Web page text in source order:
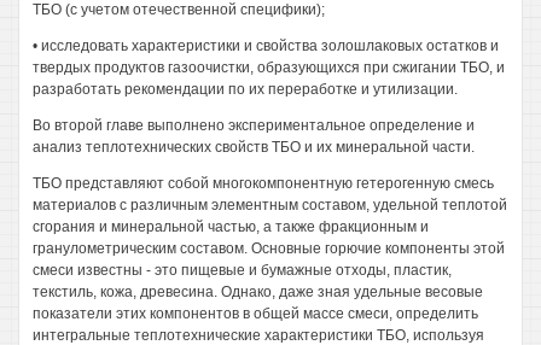
ТБО (с учетом отечественной специфики);
• исследовать характеристики и свойства золошлаковых остатков и
твердых продуктов газоочистки, образующихся при сжигании ТБО, и
разработать рекомендации по их переработке и утилизации.
Во второй главе выполнено экспериментальное определение и
анализ теплотехнических свойств ТБО и их минеральной части.
ТБО представляют собой многокомпонентную гетерогенную смесь
материалов с различным элементным составом, удельной теплотой
сгорания и минеральной частью, а также фракционным и
гранулометрическим составом. Основные горючие компоненты этой
смеси известны - это пищевые и бумажные отходы, пластик,
текстиль, кожа, древесина. Однако, даже зная удельные весовые
показатели этих компонентов в общей массе смеси, определить
интегральные теплотехнические характеристики ТБО, используя